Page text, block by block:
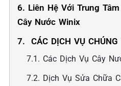
6. Liên Hệ Với Trung
Cây Nước Winix
7. ️ CÁC DỊCH VỤ CHÚNG
7.1. Các Dịch Vụ Cây
7.2. Dịch Vụ Sửa Chữa